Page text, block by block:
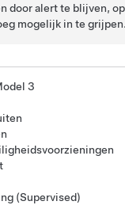
door alert te blijven,
mogelijk in te grijpen.
3
(Supervised)